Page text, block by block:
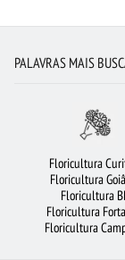
BUQUÊ DE
BUQUÊS DE
FLORICULTURA
PALAVRAS MAIS
Floricultura
Floricultura
Floricultura
Floricultura
Floricultura